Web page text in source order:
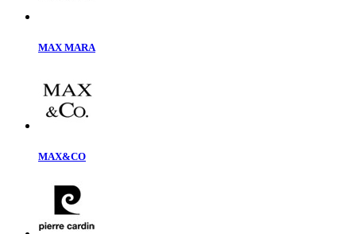
MAX MARA
MAX&CO